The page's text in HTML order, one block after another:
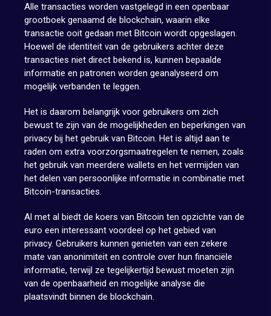
Alle transacties worden vastgelegd in een openbaar
grootboek genaamd de blockchain, waarin elke
transactie ooit gedaan met Bitcoin wordt opgeslagen.
Hoewel de identiteit van de gebruikers achter deze
transacties niet direct bekend is, kunnen bepaalde
informatie en patronen worden geanalyseerd om
mogelijk verbanden te leggen.
Het is daarom belangrijk voor gebruikers om zich
bewust te zijn van de mogelijkheden en beperkingen van
privacy bij het gebruik van Bitcoin. Het is altijd aan te
raden om extra voorzorgsmaatregelen te nemen, zoals
het gebruik van meerdere wallets en het vermijden van
het delen van persoonlijke informatie in combinatie met
Bitcoin-transacties.
Al met al biedt de koers van Bitcoin ten opzichte van de
euro een interessant voordeel op het gebied van
privacy. Gebruikers kunnen genieten van een zekere
mate van anonimiteit en controle over hun financiële
informatie, terwijl ze tegelijkertijd bewust moeten zijn
van de openbaarheid en mogelijke analyse die
plaatsvindt binnen de blockchain.